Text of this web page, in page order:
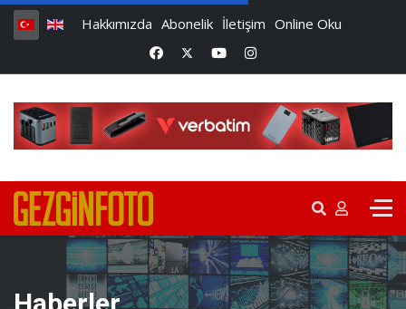
Hakkımızda Abonelik İletişim Online Oku